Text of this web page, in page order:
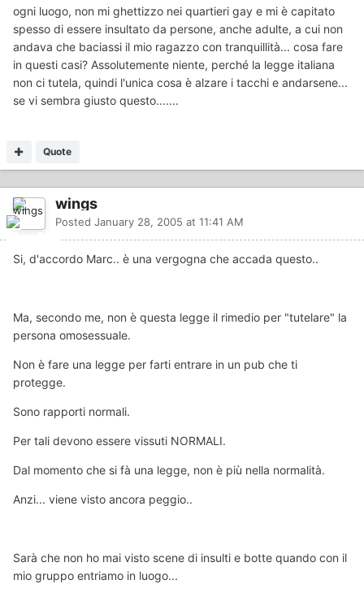
ogni luogo, non mi ghettizzo nei quartieri gay e mi è capitato
spesso di essere insultato da persone, anche adulte, a cui non
andava che baciassi il mio ragazzo con tranquillità... cosa fare
in questi casi? Assolutemente niente, perché la legge italiana
non ci tutela, quindi l'unica cosa è alzare i tacchi e andarsene...
se vi sembra giusto questo.......
Quote
wings
Posted January 28, 2005 at 11:41 AM
Si, d'accordo Marc.. è una vergogna che accada questo..
Ma, secondo me, non è questa legge il rimedio per "tutelare" la
persona omosessuale.
Non è fare una legge per farti entrare in un pub che ti
protegge.
Sono rapporti normali.
Per tali devono essere vissuti NORMALI.
Dal momento che si fà una legge, non è più nella normalità.
Anzi... viene visto ancora peggio..
Sarà che non ho mai visto scene di insulti e botte quando con il
mio gruppo entriamo in luogo...